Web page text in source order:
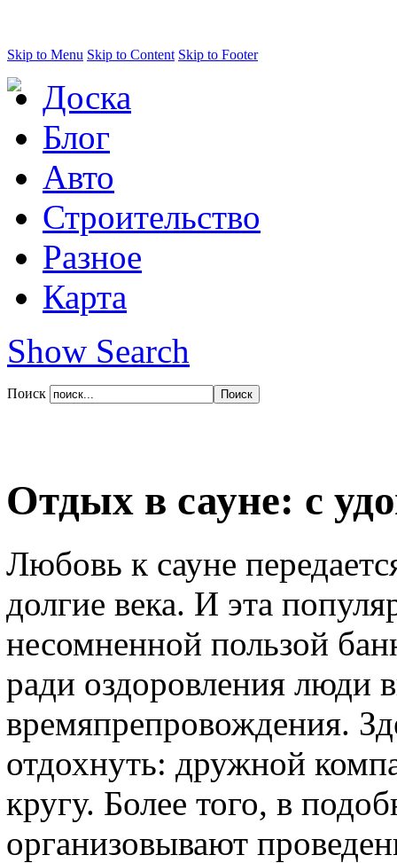
Skip to Menu Skip to Content Skip to Footer
Доска
Блог
Авто
Строительство
Разное
Карта
Show Search
Поиск
Отдых в сауне: с
Любовь к сауне
долгие века. И эта
несомненной пользой
ради оздоровления люди
времяпрепровождения.
отдохнуть: дружной
кругу. Более того, в
организовывают